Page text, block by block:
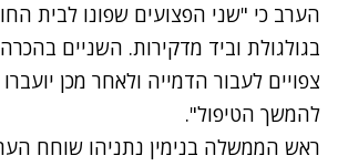
הערב כי "שני הפצועים שפונו לבית
בגולגולת וביד מדקירות. השניים
צפויים לעבור הדמייה ולאחר מכן
להמשך הטיפול".
ראש הממשלה בנימין נתניהו שוחח